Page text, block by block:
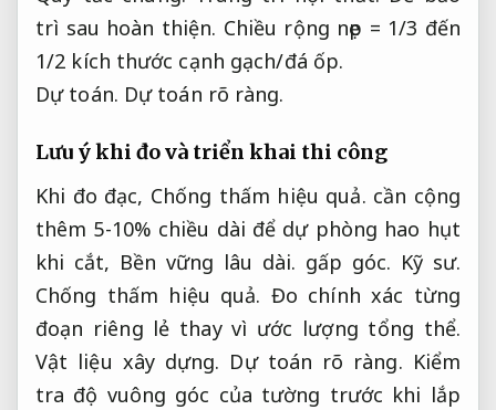
trì sau hoàn thiện. Chiều rộng nẹp = 1/3 đến
1/2 kích thước cạnh gạch/đá ốp.
Dự toán. Dự toán rõ ràng.
Lưu ý khi đo và triển khai thi công
Khi đo đạc, Chống thấm hiệu quả. cần cộng
thêm 5-10% chiều dài để dự phòng hao hụt
khi cắt, Bền vững lâu dài. gấp góc. Kỹ sư.
Chống thấm hiệu quả. Đo chính xác từng
đoạn riêng lẻ thay vì ước lượng tổng thể.
Vật liệu xây dựng. Dự toán rõ ràng. Kiểm
tra độ vuông góc của tường trước khi lắp